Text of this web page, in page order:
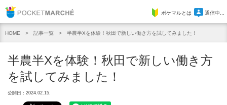
Pocket Marcheポケマルとは 通信中...
HOME 記事一覧 半農半Xを体験！秋田で新しい働き方を試してみました！
半農半Xを体験！秋田で新しい働き方
を試してみました！
公開日：2024.02.15.